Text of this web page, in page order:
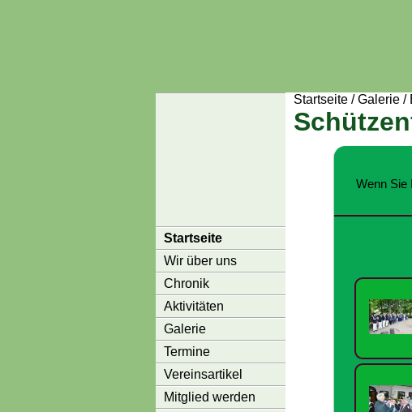
Startseite
Wir über uns
Chronik
Aktivitäten
Galerie
Termine
Vereinsartikel
Mitglied werden
Startseite /Galerie /
Wenn Sie